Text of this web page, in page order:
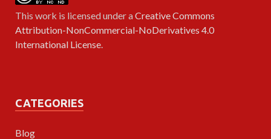
This work is licensed under aCreative Commons
Attribution-NonCommercial-NoDerivatives 4.0
International License
CATEGORIES
Blog